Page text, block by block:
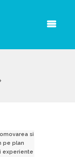
si
pe plan
experiente